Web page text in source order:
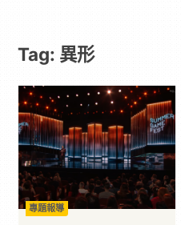
動
漫
二
次
Tag: 異形
專題報導